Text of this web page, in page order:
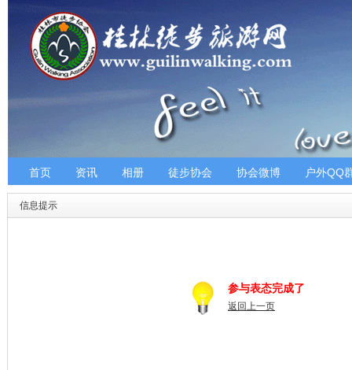
首页 资讯 相册 徒步协会 协会微博 户外QQ
信息提示
参与表态完成了
返回上一页